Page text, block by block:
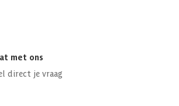
met ons
direct je vraag